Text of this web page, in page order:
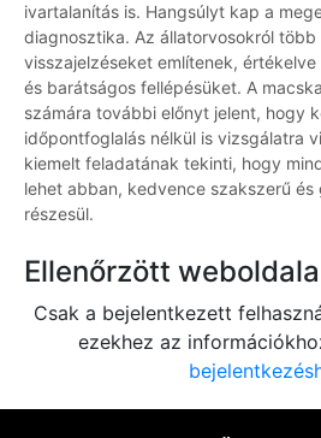
ivartalanítás is. Hangsúlyt kap a
diagnosztika. Az állatorvosokról több
visszajelzéseket említenek,
és barátságos fellépésüket. A
számára további előnyt jelent, hogy
időpontfoglalás nélkül is vizsgálatra
kiemelt feladatának tekinti, hogy
lehet abban, kedvence szakszerű és
részesül.
Ellenőrzött
Csak a bejelentkezett
ezekhez az